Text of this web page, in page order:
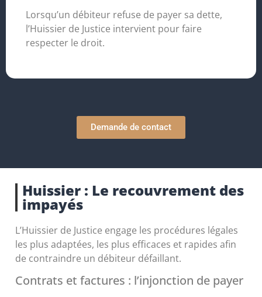
Lorsqu’un débiteur refuse de payer sa dette,
l’Huissier de Justice intervient pour faire
respecter le droit.
Demande de contact
Huissier : Le recouvrement des
impayés
L’Huissier de Justice engage les procédures légales
les plus adaptées, les plus efficaces et rapides afin
de contraindre un débiteur défaillant.
Contrats et factures : l’injonction de payer